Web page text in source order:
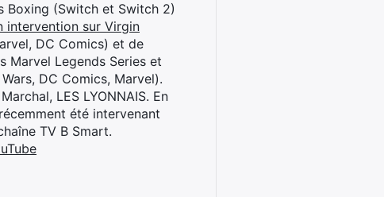
Boxing (Switch et Switch 2)
intervention sur Virgin
DC Comics) et de
Marvel Legends Series et
DC Comics, Marvel).
LES LYONNAIS. En
été intervenant
TV B Smart.